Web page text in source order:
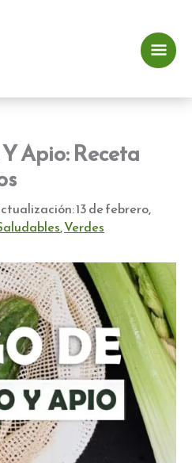
Apio: Receta
13 de febrero,
,Verdes